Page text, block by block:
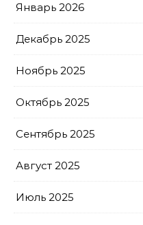
Январь 2026
Декабрь 2025
Ноябрь 2025
Октябрь 2025
Сентябрь 2025
Август 2025
Июль 2025